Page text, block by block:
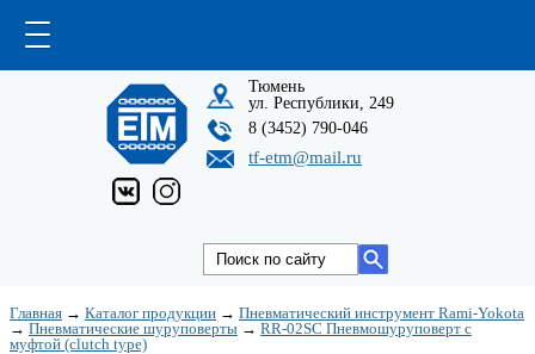
Тюмень
ул. Республики, 249
8 (3452) 790-046
tf-etm@mail.ru
Главная → Каталог продукции → Пневматический инструмент Rami-Yokota
→ Пневматические шуруповерты → RR-02SC Пневмошуруповерт с
муфтой (clutch type)